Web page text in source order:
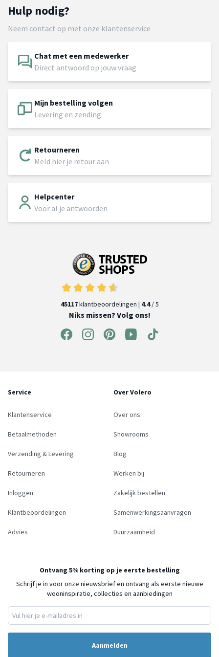
Hulp nodig?
Neem contact op met onze klantenservice
Chat met een medewerker
Direct antwoord op jouw vraag
Mijn bestelling volgen
Levering en zending
Retourneren
Meld hier je retour aan
Helpcenter
Voor al je antwoorden
45117klantbeoordelingen | 4.4/ 5
Niks missen? Volg ons!
Service
Klantenservice
Betaalmethoden
Verzending & Levering
Retourneren
Inloggen
Klantbeoordelingen
Advies
Over Volero
Over ons
Showrooms
Blog
Werken bij
Zakelijk bestellen
Samenwerkingsaanvragen
Duurzaamheid
Ontvang 5% korting op je eerste bestelling
Schrijf je in voor onze nieuwsbrief en ontvang als eerste nieuwe
wooninspiratie, collecties en aanbiedingen
Aanmelden